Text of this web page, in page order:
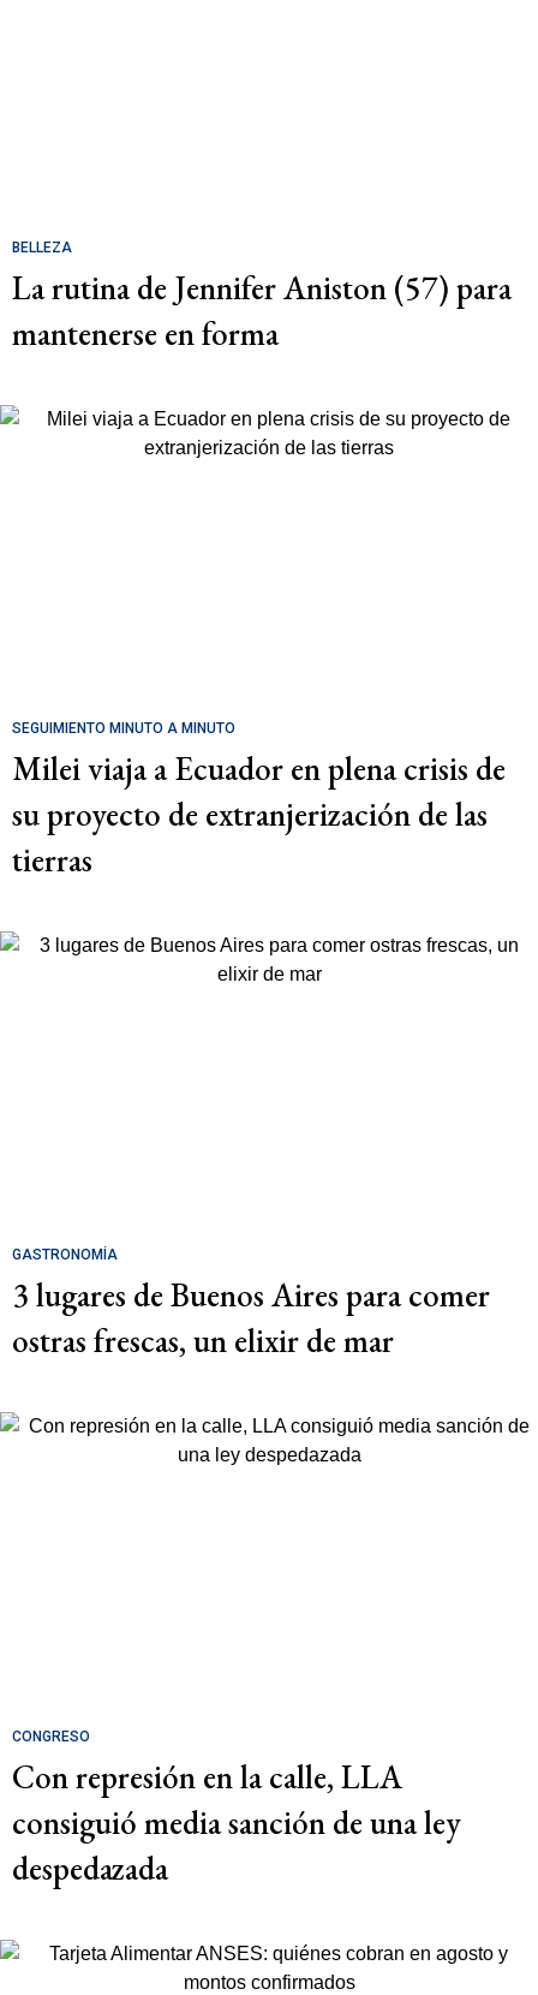
BELLEZA
La rutina de Jennifer Aniston (57) para
mantenerse en forma
SEGUIMIENTO MINUTO A MINUTO
Milei viaja a Ecuador en plena crisis de
su proyecto de extranjerización de las
tierras
GASTRONOMÍA
3 lugares de Buenos Aires para comer
ostras frescas, un elixir de mar
CONGRESO
Con represión en la calle, LLA
consiguió media sanción de una ley
despedazada